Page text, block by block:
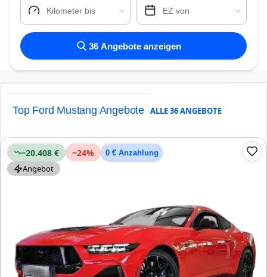
Kilometer bis EZ von
36 Angebote anzeigen
Top Ford Mustang Angebote ALLE36ANGEBOTE
−20.408 € −24% 0 € Anzahlung
Angebot